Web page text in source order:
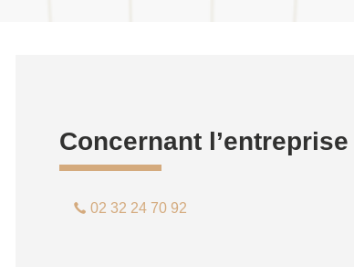
Concernant l’entreprise
02 32 24 70 92